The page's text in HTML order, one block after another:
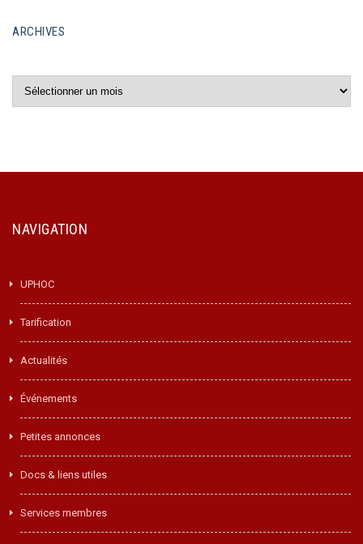
ARCHIVES
NAVIGATION
UPHOC
Tarification
Actualités
Événements
Petites annonces
Docs & liens utiles
Services membres